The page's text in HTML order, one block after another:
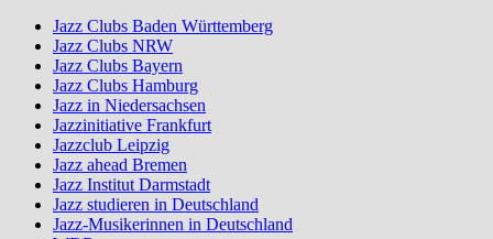
Jazz Clubs Baden Württemberg
Jazz Clubs NRW
Jazz Clubs Bayern
Jazz Clubs Hamburg
Jazz in Niedersachsen
Jazzinitiative Frankfurt
Jazzclub Leipzig
Jazz ahead Bremen
Jazz Institut Darmstadt
Jazz studieren in Deutschland
Jazz-Musikerinnen in Deutschland